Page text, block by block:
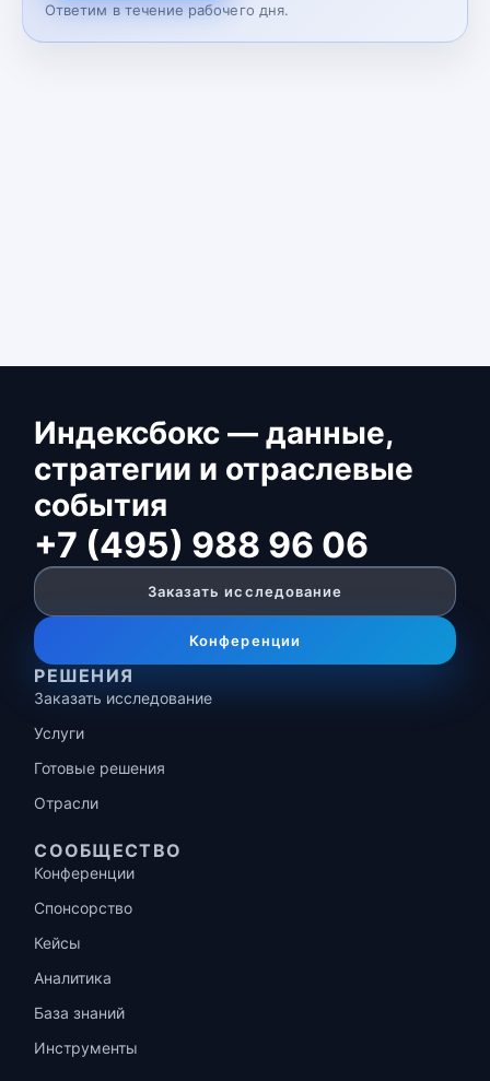
Ответим в течение рабочего дня.
Индексбокс — данные,
стратегии и отраслевые
события
+7 (495) 988 96 06
Заказать исследование
Конференции
РЕШЕНИЯ
Заказать исследование
Услуги
Готовые решения
Отрасли
СООБЩЕСТВО
Конференции
Спонсорство
Кейсы
Аналитика
База знаний
Инструменты